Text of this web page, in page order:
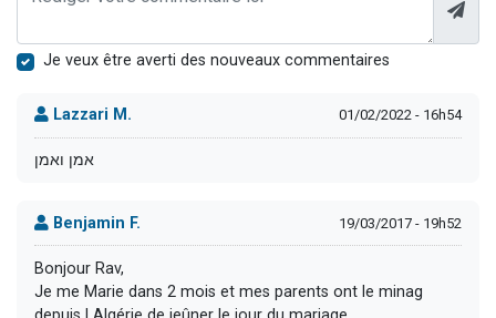
Je veux être averti des nouveaux commentaires
Lazzari M. 01/02/2022 - 16h54
אמן ואמן
Benjamin F. 19/03/2017 - 19h52
Bonjour Rav,
Je me Marie dans 2 mois et mes parents ont le minag